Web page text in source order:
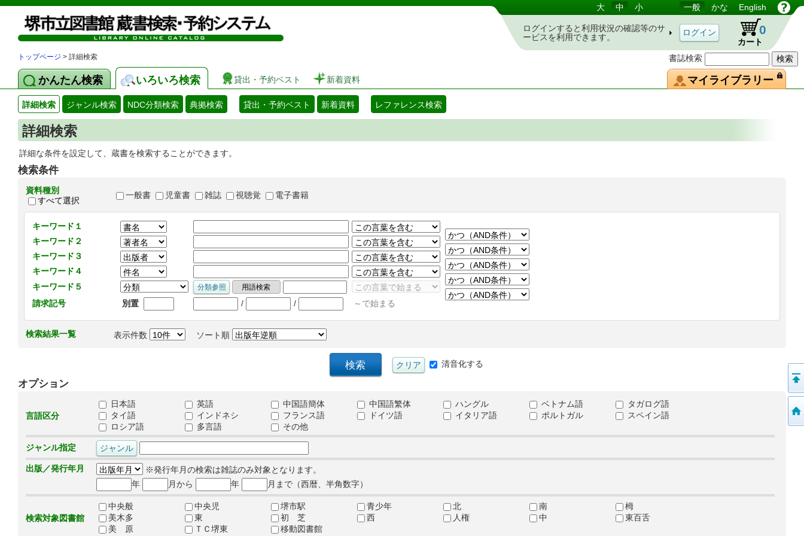
図書館 蔵書検索・予約システム
書誌検索
大 中 小 一般 かな English
ログインすると利用状況の確認等のサ
ービスを利用できます。
カート
0
トップページ > 詳細検索
かんたん検索 いろいろ検索 貸出・予約ベスト 新着資料 マイライブラリー
詳細検索 ジャンル検索 NDC分類検索 典拠検索 貸出・予約ベスト 新着資料 レファレンス検索
詳細検索
詳細な条件を設定して、蔵書を検索することができます。
検索条件
資料種別
すべて選択
一般書 児童書 雑誌 視聴覚 電子書籍
キーワード１
キーワード２
キーワード３
キーワード４
キーワード５
請求記号
別置 / / ～で始まる
検索結果一覧 表示件数 ソート順
清音化する
オプション
言語区分
日本語 英語 中国語簡体 中国語繁体 ハングル ベトナム語
タガログ語
タイ語
インドネシ フランス語 ドイツ語 イタリア語 ポルトガル
スペイン語
ロシア語
多言語 その他
ジャンル指定
出版／発行年月
※発行年月の検索は雑誌のみ対象となります。
年
月から 年 月まで（西暦、半角数字）
検索対象図書館
中央般 中央児 堺市駅 青少年 北 南
栂
美木多
東 初 芝 西 人権 中
東百舌
美 原
ＴＣ堺東 移動図書館